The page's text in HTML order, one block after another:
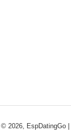
© 2026, EspDatingGo |